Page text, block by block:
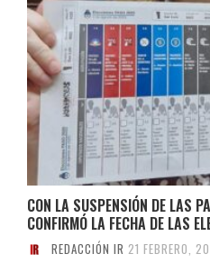
CON LA SUSPENSIÓN DE LAS
CONFIRMÓ LA FECHA DE LAS
REDACCIÓN IR 21 FEBRERO,